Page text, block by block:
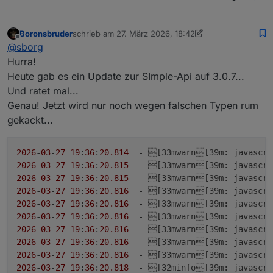
Offline
Boronsbruderschrieb am 27. März 2026, 18:42
zuletzt editiert von Boronsbruder
@sborg
Hurra!
Heute gab es ein Update zur SImple-Api auf 3.0.7...
Und ratet mal...
Genau! Jetzt wird nur noch wegen falschen Typen rum
gekackt...
2026-03-27 19: 36: 20.814
  - [33mwarn[39
m:
2026-03-27 19: 36: 20.815
  - [33mwarn[39
m:
2026-03-27 19: 36: 20.815
  - [33mwarn[39
m:
2026-03-27 19: 36: 20.816
  - [33mwarn[39
m:
2026-03-27 19: 36: 20.816
  - [33mwarn[39
m:
2026-03-27 19: 36: 20.816
  - [33mwarn[39
m:
2026-03-27 19: 36: 20.816
  - [33mwarn[39
m:
2026-03-27 19: 36: 20.816
  - [33mwarn[39
m:
2026-03-27 19: 36: 20.816
  - [33mwarn[39
m:
2026-03-27 19: 36: 20.818
  - [32minfo[39
m: